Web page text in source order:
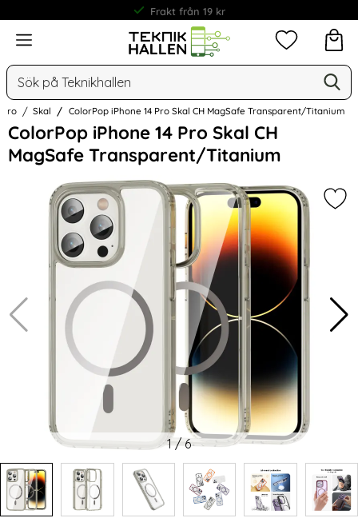
Frakt från 19 kr
Meny
Sök
Mina
Pro Skal ColorPop iPhone 14 Pro Skal CH MagSafe Transparent/Titanium
ColorPop iPhone 14 Pro Skal CH
MagSafe Transparent/Titanium
Hoppa
över
Bilder
1/6